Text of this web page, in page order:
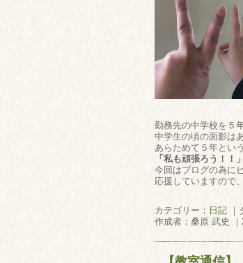
勤務先の中学校を５
中学生の頃の面影は
あらためて５年とい
「私も頑張ろう！！」
今回はブログの為に
応援していますので
カテゴリー： 日記 ｜
作成者：桑原 武史 ｜